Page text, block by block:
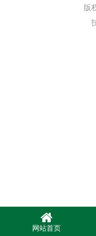
版
网站首页